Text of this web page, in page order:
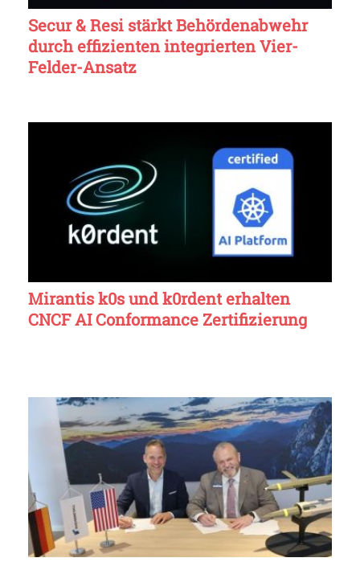
Secur & Resi stärkt Behördenabwehr
durch effizienten integrierten Vier-
Felder-Ansatz
Mirantis k0s und k0rdent erhalten
CNCF AI Conformance Zertifizierung